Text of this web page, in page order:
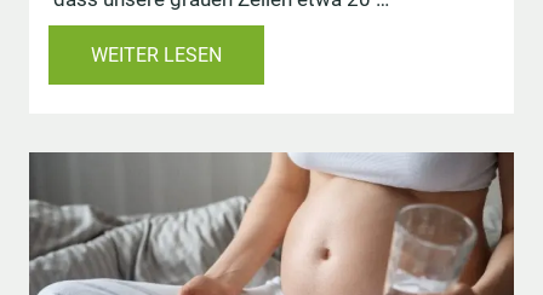
WEITER LESEN